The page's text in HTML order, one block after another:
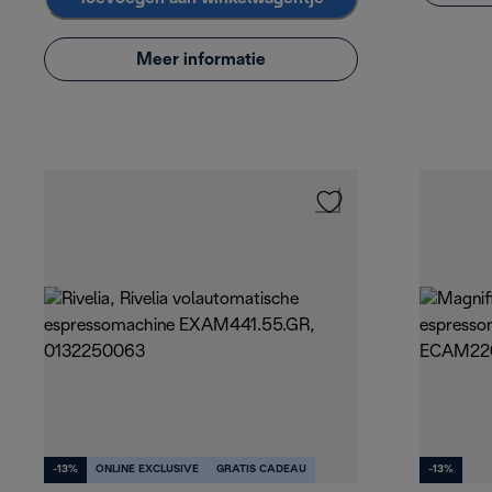
Meer informatie
-13% ONLINE EXCLUSIVE GRATIS CADEAU -13%